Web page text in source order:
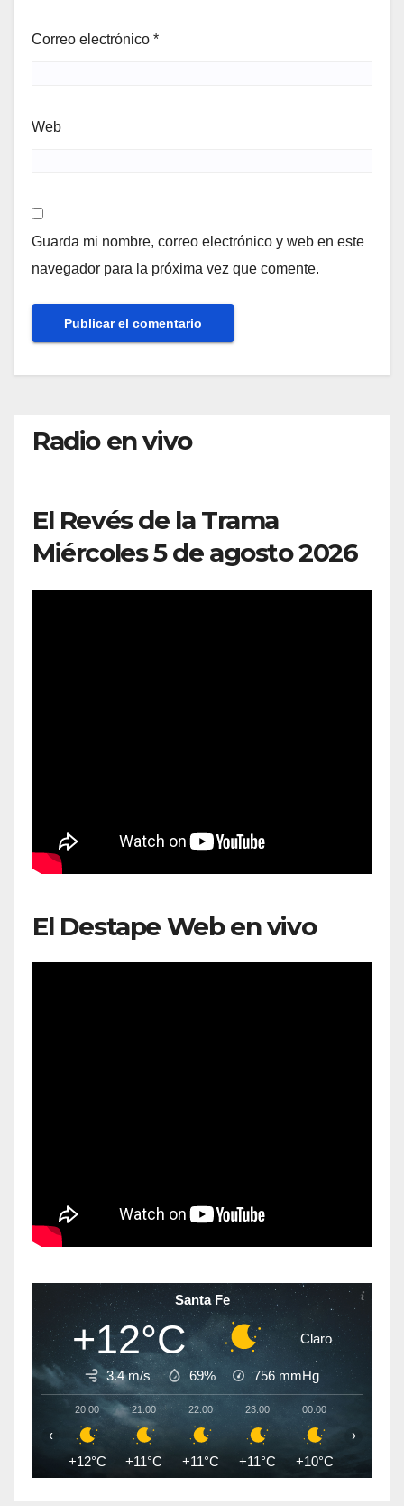
Correo electrónico *
Web
Guarda mi nombre, correo electrónico y web en este
navegador para la próxima vez que comente.
Radio en vivo
El Revés de la Trama
Miércoles 5 de agosto 2026
El Destape Web en vivo
Santa Fe
+12°C Claro
3.4 m/s 69% 756 mmHg
20:00
+12°C
21:00
+11°C
22:00
+11°C
23:00
+11°C
00:00
+10°C +10°C
‹ ›